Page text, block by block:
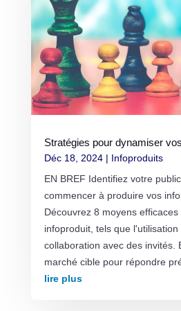
Stratégies pour dynamiser
Déc 18, 2024| Infoproduits
EN BREF Identifiez votre
commencer à produire vos
Découvrez 8 moyens
infoproduit, tels que l'utilisation
collaboration avec des invités.
marché cible pour répondre
lire plus